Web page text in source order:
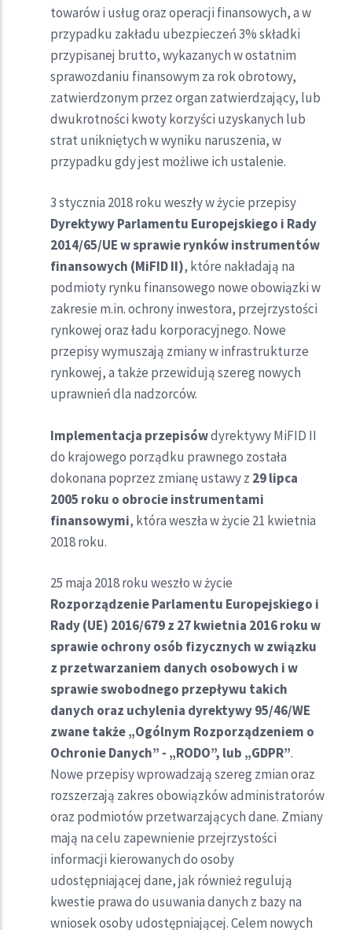
towarów i usług oraz operacji finansowych, a w
przypadku zakładu ubezpieczeń 3% składki
przypisanej brutto, wykazanych w ostatnim
sprawozdaniu finansowym za rok obrotowy,
zatwierdzonym przez organ zatwierdzający, lub
dwukrotności kwoty korzyści uzyskanych lub
strat unikniętych w wyniku naruszenia, w
przypadku gdy jest możliwe ich ustalenie.
3 stycznia 2018 roku weszły w życie przepisy
Dyrektywy Parlamentu Europejskiego i Rady
2014/65/UE w sprawie rynków instrumentów
finansowych (MiFID II), które nakładają na
podmioty rynku finansowego nowe obowiązki w
zakresie m.in. ochrony inwestora, przejrzystości
rynkowej oraz ładu korporacyjnego. Nowe
przepisy wymuszają zmiany w infrastrukturze
rynkowej, a także przewidują szereg nowych
uprawnień dla nadzorców.
Implementacja przepisówdyrektywy MiFID II
do krajowego porządku prawnego została
dokonana poprzez zmianę ustawy z 29 lipca
2005 roku o obrocie instrumentami
finansowymi, która weszła w życie 21 kwietnia
2018 roku.
25 maja 2018 roku weszło w życie
Rozporządzenie Parlamentu Europejskiego i
Rady (UE) 2016/679 z 27 kwietnia 2016 roku w
sprawie ochrony osób fizycznych w związku
z przetwarzaniem danych osobowych i w
sprawie swobodnego przepływu takich
danych oraz uchylenia dyrektywy 95/46/WE
zwane także „Ogólnym Rozporządzeniem o
Ochronie Danych” - „RODO”, lub „GDPR”.
Nowe przepisy wprowadzają szereg zmian oraz
rozszerzają zakres obowiązków administratorów
oraz podmiotów przetwarzających dane. Zmiany
mają na celu zapewnienie przejrzystości
informacji kierowanych do osoby
udostępniającej dane, jak również regulują
kwestie prawa do usuwania danych z bazy na
wniosek osoby udostępniającej. Celem nowych